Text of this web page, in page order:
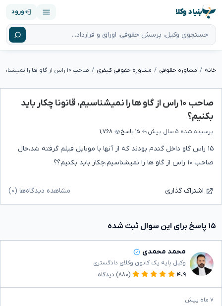
بنیاد وکلا ورود
خانه مشاوره حقوقی مشاوره حقوقی کیفری
صاحب ۱۰ راس از گاو ها را نمیشناسیم، قانونا چکار باید
بکنیم؟
پرسیده شده ۵ سال پیش ۱۵ پاسخ ۱,۷۶۸
۱۵ راس گاو داخل گندم بودند که از آنها با موبایل فیلم گرفته شد،حال
صاحب ۱۰ راس از گاو ها را نمیشناسیم،چکار باید بکنیم؟؟
اشتراک گذاری مشاهده دیدگاه‌ها (۰)
۱۵ پاسخ برای این سوال ثبت شده
محمد محمدی
وکیل پایه یک کانون وکلای دادگستری
۴.۹
(۸۸۰) دیدگاه
۷ ماه پیش